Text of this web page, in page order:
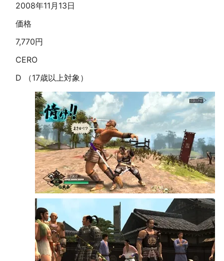
2008年11月13日
価格
7,770円
CERO
D （17歳以上対象）